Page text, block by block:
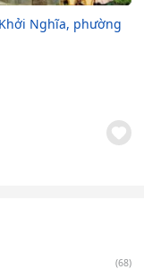
Nghĩa, phường
(68)